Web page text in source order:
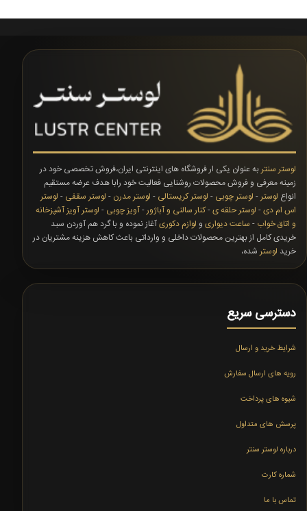
لوستر سنتر به عنوان یکی ار فروشگاه های اینترنتی ایران،فروش تخصصی خود در
زمینه معرفی و فروش محصولات روشنایی فعالیت خود رابا هدف عرضه مستقیم
انواع لوستر - لوستر چوبی - لوستر کریستالی - لوستر مدرن - لوستر سقفی - لوستر
اس ام دی- لوستر حلقه ی-کنار سالنی و آباژور-آویز چوبی - لوستر آویز آشپزخانه
و اتاق خواب - ساعت دیواری و لوازم دکوریآغاز نموده و با گرد هم آوردن سبد
خریدی کامل از بهترین محصولات داخلی و وارداتی باعث کاهش هزینه مشتریان در
خرید لوستر شده،
دسترسی سریع
شرایط خرید و ارسال
رویه های ارسال سفارش
شیوه های پرداخت
پرسش های متداول
درباره لوستر سنتر
شماره کارت
تماس با ما